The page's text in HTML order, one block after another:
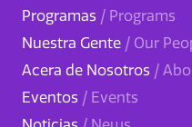
Programas / Programs
Nuestra Gente / Our
Acera de Nosotros /
Eventos / Events